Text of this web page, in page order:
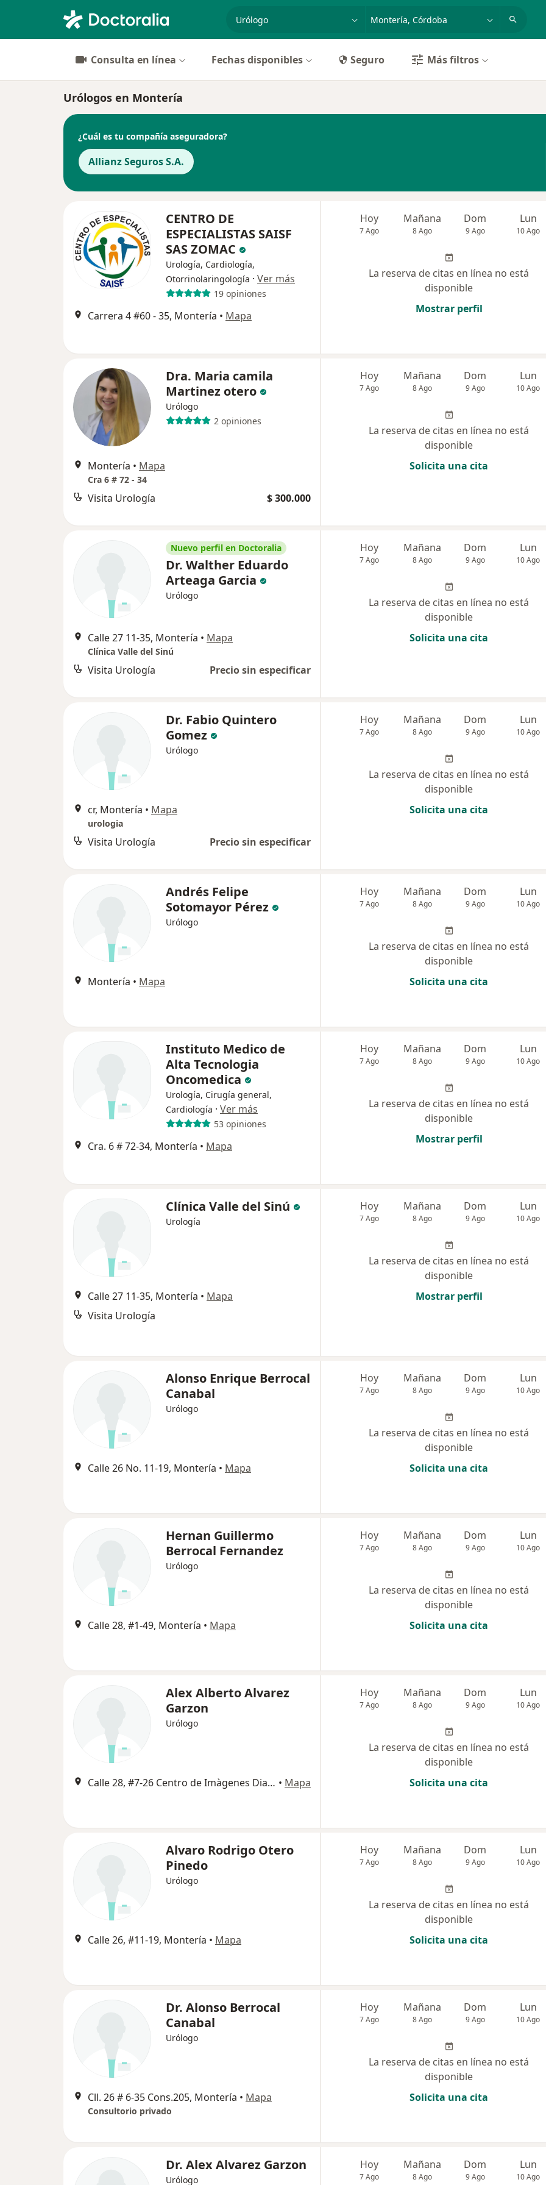
especialidad, enfermedad o nombrep. ej. Bogotá
Consulta en línea Fechas disponibles Seguro Más filtros
Urólogos en Montería
¿Cuál es tu compañía aseguradora?
Allianz Seguros S.A.
CENTRO DE
ESPECIALISTAS SAISF
SAS ZOMAC
Urología, Cardiología,
Otorrinolaringología · Ver más
19 opiniones
Carrera 4 #60 - 35, Montería • Mapa
Hoy
7 Ago
Mañana
8 Ago
Dom
9 Ago
Lun
10 Ago
La reserva de citas en línea no está
disponible
Mostrar perfil
Dra. Maria camila
Martinez otero
Urólogo
2 opiniones
Montería • Mapa
Cra 6 # 72 - 34
Visita Urología $ 300.000
Hoy
7 Ago
Mañana
8 Ago
Dom
9 Ago
Lun
10 Ago
La reserva de citas en línea no está
disponible
Solicita una cita
Nuevo perfil en Doctoralia
Dr. Walther Eduardo
Arteaga Garcia
Urólogo
Calle 27 11-35, Montería • Mapa
Clínica Valle del Sinú
Visita Urología Precio sin especificar
Hoy
7 Ago
Mañana
8 Ago
Dom
9 Ago
Lun
10 Ago
La reserva de citas en línea no está
disponible
Solicita una cita
Dr. Fabio Quintero
Gomez
Urólogo
cr, Montería • Mapa
urologia
Visita Urología Precio sin especificar
Hoy
7 Ago
Mañana
8 Ago
Dom
9 Ago
Lun
10 Ago
La reserva de citas en línea no está
disponible
Solicita una cita
Andrés Felipe
Sotomayor Pérez
Urólogo
Montería • Mapa
Hoy
7 Ago
Mañana
8 Ago
Dom
9 Ago
Lun
10 Ago
La reserva de citas en línea no está
disponible
Solicita una cita
Instituto Medico de
Alta Tecnologia
Oncomedica
Urología, Cirugía general,
Cardiología · Ver más
53 opiniones
Cra. 6 # 72-34, Montería • Mapa
Hoy
7 Ago
Mañana
8 Ago
Dom
9 Ago
Lun
10 Ago
La reserva de citas en línea no está
disponible
Mostrar perfil
Clínica Valle del Sinú
Urología
Calle 27 11-35, Montería • Mapa
Visita Urología
Hoy
7 Ago
Mañana
8 Ago
Dom
9 Ago
Lun
10 Ago
La reserva de citas en línea no está
disponible
Mostrar perfil
Alonso Enrique Berrocal
Canabal
Urólogo
Calle 26 No. 11-19, Montería • Mapa
Hoy
7 Ago
Mañana
8 Ago
Dom
9 Ago
Lun
10 Ago
La reserva de citas en línea no está
disponible
Solicita una cita
Hernan Guillermo
Berrocal Fernandez
Urólogo
Calle 28, #1-49, Montería • Mapa
Hoy
7 Ago
Mañana
8 Ago
Dom
9 Ago
Lun
10 Ago
La reserva de citas en línea no está
disponible
Solicita una cita
Alex Alberto Alvarez
Garzon
Urólogo
Calle 28, #7-26 Centro de Imàgenes Diagnosticas Medicassas, Montería • Mapa
Hoy
7 Ago
Mañana
8 Ago
Dom
9 Ago
Lun
10 Ago
La reserva de citas en línea no está
disponible
Solicita una cita
Alvaro Rodrigo Otero
Pinedo
Urólogo
Calle 26, #11-19, Montería • Mapa
Hoy
7 Ago
Mañana
8 Ago
Dom
9 Ago
Lun
10 Ago
La reserva de citas en línea no está
disponible
Solicita una cita
Dr. Alonso Berrocal
Canabal
Urólogo
Cll. 26 # 6-35 Cons.205, Montería • Mapa
Consultorio privado
Hoy
7 Ago
Mañana
8 Ago
Dom
9 Ago
Lun
10 Ago
La reserva de citas en línea no está
disponible
Solicita una cita
Dr. Alex Alvarez Garzon
Urólogo
Hoy
7 Ago
Mañana
8 Ago
Dom
9 Ago
Lun
10 Ago